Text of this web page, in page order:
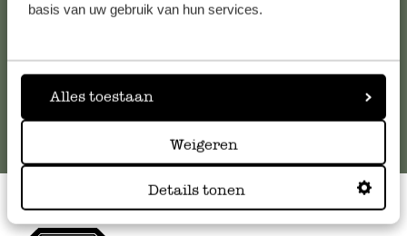
basis van uw gebruik van hun services.
Alles toestaan
Weigeren
Details tonen
Online-Kundenservice